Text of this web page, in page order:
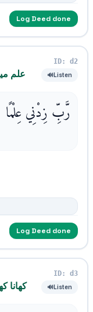
Log Deed done
ID: d2
🔊Listen
رَّبِّ زِدْنِي عِلْمًا
Log Deed done
ID: d3
🔊Listen